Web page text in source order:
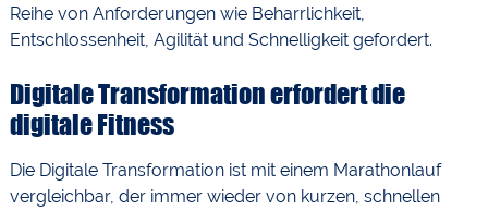
Reihe von Anforderungen wie Beharrlichkeit,
Entschlossenheit, Agilität und Schnelligkeit gefordert.
Digitale Transformation erfordert die
digitale Fitness
Die Digitale Transformation ist mit einem Marathonlauf
vergleichbar, der immer wieder von kurzen, schnellen